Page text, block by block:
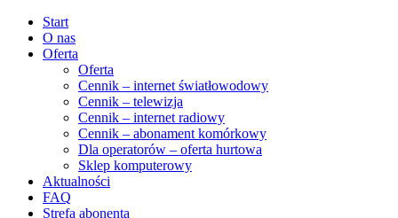
Start
O nas
Oferta
Oferta
Cennik – internet światłowodowy
Cennik – telewizja
Cennik – internet radiowy
Cennik – abonament komórkowy
Dla operatorów – oferta hurtowa
Sklep komputerowy
Aktualności
FAQ
Strefa abonenta